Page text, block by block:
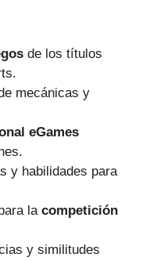
de los títulos
mecánicas y
eGames
y habilidades para
la competición
y similitudes